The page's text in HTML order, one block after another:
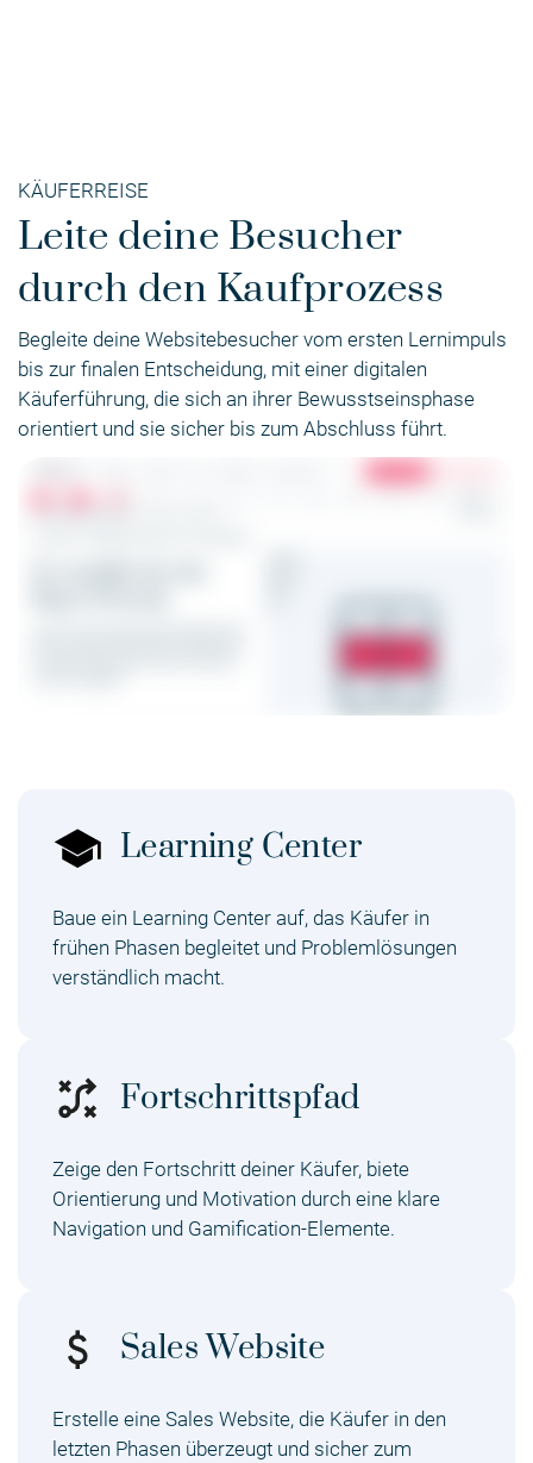
KÄUFERREISE
Leite deine Besucher
durch den Kaufprozess
Begleite deine Websitebesucher vom ersten Lernimpuls
bis zur finalen Entscheidung, mit einer digitalen
Käuferführung, die sich an ihrer Bewusstseinsphase
orientiert und sie sicher bis zum Abschluss führt.
Learning Center
Baue ein Learning Center auf, das Käufer in
frühen Phasen begleitet und Problemlösungen
verständlich macht.
Fortschrittspfad
Zeige den Fortschritt deiner Käufer, biete
Orientierung und Motivation durch eine klare
Navigation und Gamification-Elemente.
Sales Website
Erstelle eine Sales Website, die Käufer in den
letzten Phasen überzeugt und sicher zum